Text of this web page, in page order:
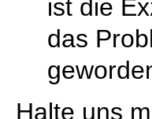
ist die
das
Halte uns